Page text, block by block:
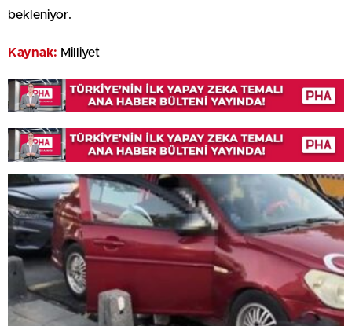
bekleniyor.
Kaynak: Milliyet